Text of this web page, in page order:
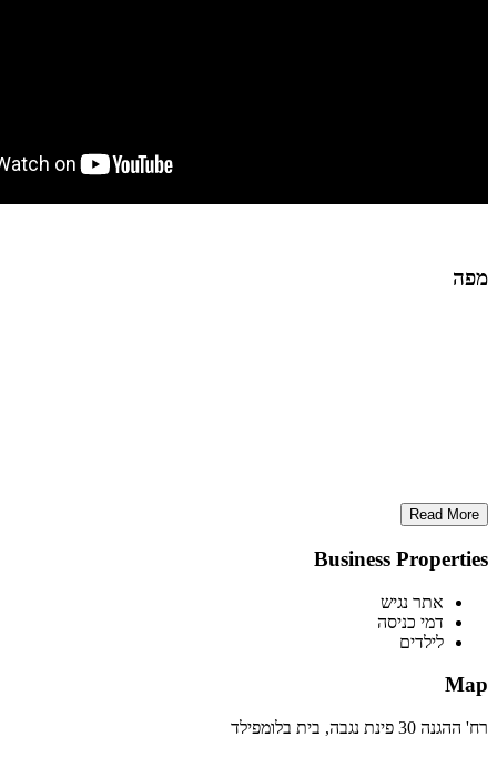
מפה
Read More
Business Properties
אתר נגיש
דמי כניסה
לילדים
Map
רח' ההגנה 30 פינת נגבה, בית בלומפילד